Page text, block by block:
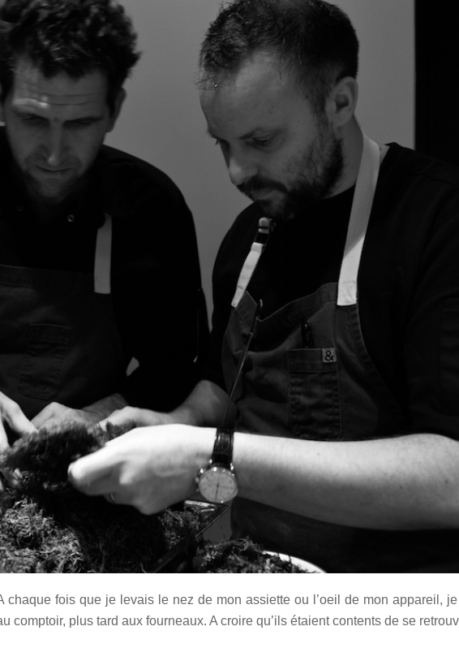
fois que je levais le nez de mon assiette ou l’oeil de mon appareil,
comptoir, plus tard aux fourneaux. A croire qu’ils étaient contents de se